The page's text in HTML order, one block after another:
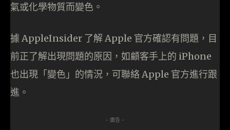
氣或化學物質而變色。
據 AppleInsider 了解 Apple 官方確認有問題，目
前正了解出現問題的原因，如顧客手上的 iPhone
也出現「變色」的情況，可聯絡 Apple 官方進行跟
進。
- 廣告 -